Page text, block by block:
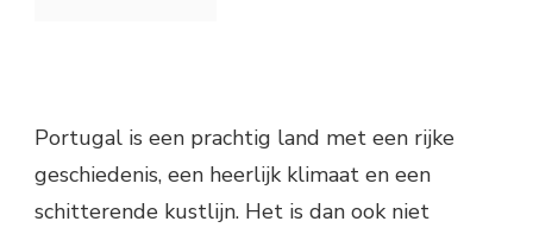
Portugal is een prachtig land met een rijke
geschiedenis, een heerlijk klimaat en een
schitterende kustlijn. Het is dan ook niet